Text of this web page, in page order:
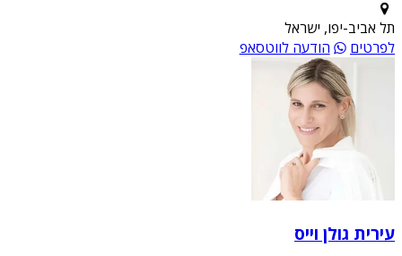
תל אביב-יפו, ישראל
לפרטים
הודעה לווטסאפ
עירית גולן וייס